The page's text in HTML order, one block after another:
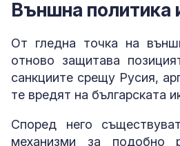
Външна политика
От гледна точка на
отново защитава
санкциите срещу Русия,
те вредят на българската
Според него
механизми за